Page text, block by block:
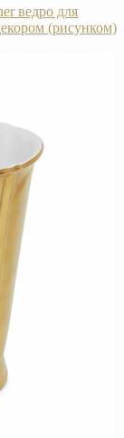
ведро для
(рисунком)